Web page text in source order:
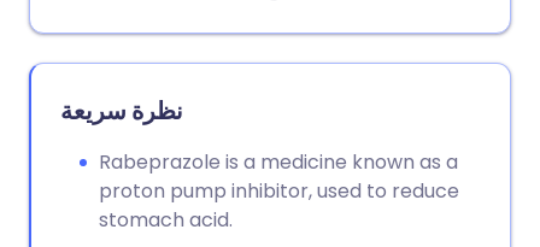
نسخ الرابط
🇮🇱 עברית
نظرة سريعة
Rabeprazole is a medicine known as a
proton pump inhibitor, used to reduce
stomach acid.